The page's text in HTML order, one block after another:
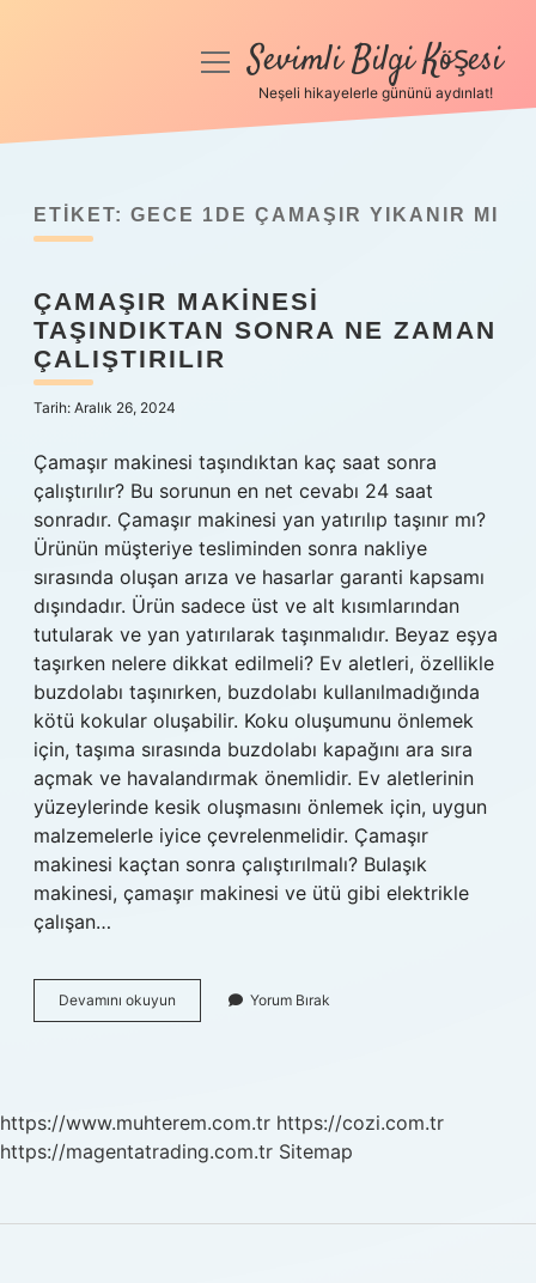
Anasayfa
Yasal Uyarı
Hakkımızda
menüyüSevimli Bilgi Köşesi
Neşeli hikayelerle gününü aydınlat!
ETIKET: GECE 1DE ÇAMAŞIR YIKANIR MI
ÇAMAŞIR MAKINESI
TAŞINDIKTAN SONRA NE ZAMAN
ÇALIŞTIRILIR
Tarih: Aralık 26, 2024
Çamaşır makinesi taşındıktan kaç saat sonra
çalıştırılır? Bu sorunun en net cevabı 24 saat
sonradır. Çamaşır makinesi yan yatırılıp taşınır mı?
Ürünün müşteriye tesliminden sonra nakliye
sırasında oluşan arıza ve hasarlar garanti kapsamı
dışındadır. Ürün sadece üst ve alt kısımlarından
tutularak ve yan yatırılarak taşınmalıdır. Beyaz eşya
taşırken nelere dikkat edilmeli? Ev aletleri, özellikle
buzdolabı taşınırken, buzdolabı kullanılmadığında
kötü kokular oluşabilir. Koku oluşumunu önlemek
için, taşıma sırasında buzdolabı kapağını ara sıra
açmak ve havalandırmak önemlidir. Ev aletlerinin
yüzeylerinde kesik oluşmasını önlemek için, uygun
malzemelerle iyice çevrelenmelidir. Çamaşır
makinesi kaçtan sonra çalıştırılmalı? Bulaşık
makinesi, çamaşır makinesi ve ütü gibi elektrikle
çalışan…
Devamını okuyun Çamaşır
Makinesi
Çalıştırılır
Yorum Bırak
https://www.muhterem.com.tr https://cozi.com.tr
https://magentatrading.com.tr Sitemap